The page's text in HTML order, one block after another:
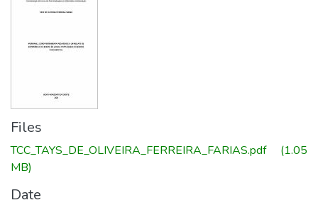
Files
TCC_TAYS_DE_OLIVEIRA_FERREIRA_FARIAS.pdf(1.05
MB)
Date